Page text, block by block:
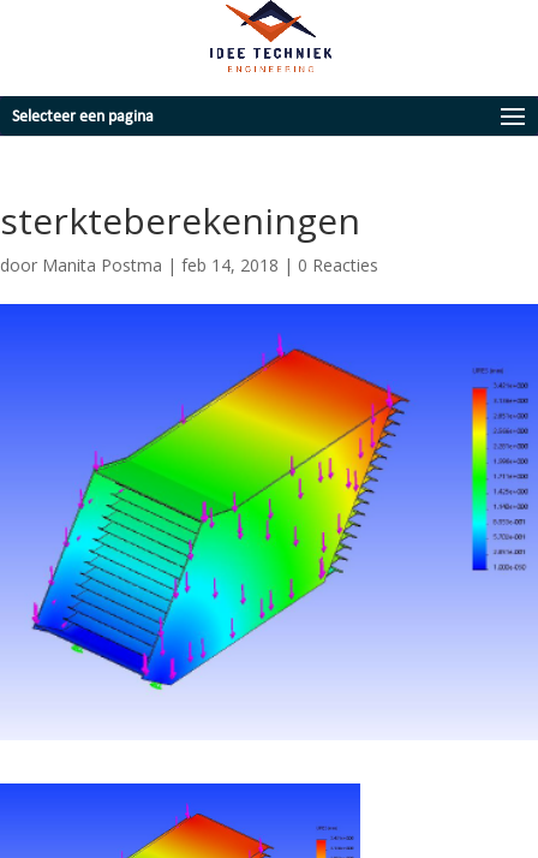
Selecteer een pagina
sterkteberekeningen
door Manita Postma | feb 14, 2018 | 0 Reacties